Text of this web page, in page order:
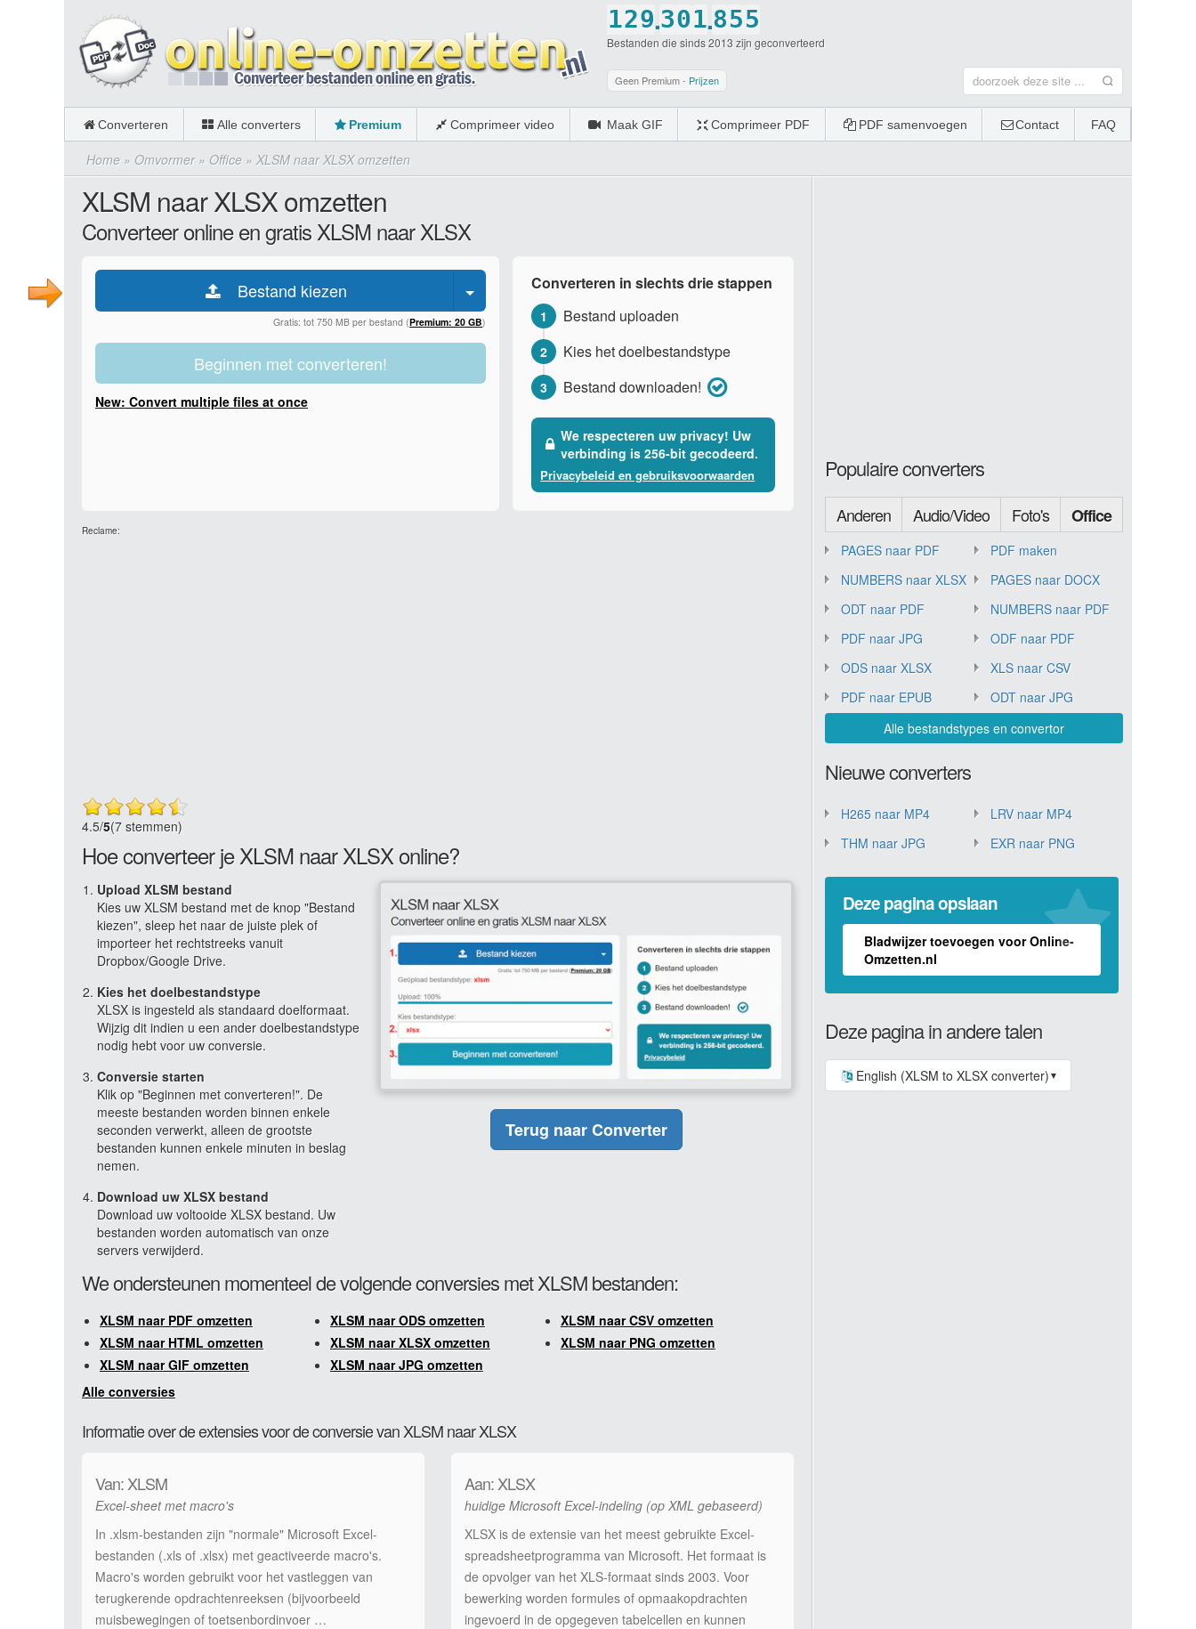
1
2
3
4
5
6
0
2
3
4
5
6
7
9
0
.3
4
5
6
7
8
0
1
2
3
4
5
9
0
1
2
3
4
5
6
0
.8
9
0
5
6
8
9
0
5
6
8
9
0
Bestanden die sinds 2013 zijn geconverteerd
Geen Premium - Prijzen
Converteren Alle converters Premium Comprimeer video Maak GIF Comprimeer PDF PDF samenvoegen Contact FAQ
Home » Omvormer» Office » XLSM naar XLSX omzetten
XLSM naar XLSX omzetten
Converteer online en gratis XLSM naar XLSX
Bestand kiezen
Gratis: tot 750 MB per bestand (Premium: 20 GB)
Beginnen met converteren!
New: Convert multiple files at once
Converteren in slechts drie stappen
1 Bestand uploaden
2 Kies het doelbestandstype
3 Bestand downloaden!
We respecteren uw privacy! Uw
verbinding is 256-bit gecodeerd.
Privacybeleid en gebruiksvoorwaarden
Reclame:
4.5/5(7 stemmen)
Hoe converteer je XLSM naar XLSX online?
Upload XLSM bestand
Kies uw XLSM bestand met de knop "Bestand
kiezen", sleep het naar de juiste plek of
importeer het rechtstreeks vanuit
Dropbox/Google Drive.
Kies het doelbestandstype
XLSX is ingesteld als standaard doelformaat.
Wijzig dit indien u een ander doelbestandstype
nodig hebt voor uw conversie.
Conversie starten
Klik op "Beginnen met converteren!". De
meeste bestanden worden binnen enkele
seconden verwerkt, alleen de grootste
bestanden kunnen enkele minuten in beslag
nemen.
Download uw XLSX bestand
Download uw voltooide XLSX bestand. Uw
bestanden worden automatisch van onze
servers verwijderd.
Terug naar Converter
We ondersteunen momenteel de volgende conversies met XLSM bestanden:
XLSM naar PDF omzetten XLSM naar ODS omzetten
XLSM naar CSV omzetten
XLSM naar HTML omzetten
XLSM naar XLSX omzetten
XLSM naar PNG omzetten
XLSM naar GIF omzetten
XLSM naar JPG omzetten
Alle conversies
Informatie over de extensies voor de conversie van XLSM naar XLSX
Van: XLSM
Excel-sheet met macro's
In .xlsm-bestanden zijn "normale" Microsoft Excel-
bestanden (.xls of .xlsx) met geactiveerde macro's.
Macro's worden gebruikt voor het vastleggen van
terugkerende opdrachtenreeksen (bijvoorbeeld
muisbewegingen of toetsenbordinvoer …
Aan: XLSX
huidige Microsoft Excel-indeling (op XML gebaseerd)
XLSX is de extensie van het meest gebruikte Excel-
spreadsheetprogramma van Microsoft. Het formaat is
de opvolger van het XLS-formaat sinds 2003. Voor
bewerking worden formules of opmaakopdrachten
ingevoerd in de opgegeven tabelcellen en kunnen
Populaire converters
Anderen Audio/Video Foto's Office
PAGES naar PDF
PDF maken
NUMBERS naar XLSX
PAGES naar DOCX
ODT naar PDF
NUMBERS naar PDF
PDF naar JPG
ODF naar PDF
ODS naar XLSX
XLS naar CSV
PDF naar EPUB
ODT naar JPG
Alle bestandstypes en convertor
Nieuwe converters
H265 naar MP4
LRV naar MP4
THM naar JPG
EXR naar PNG
Deze pagina opslaan
Bladwijzer toevoegen voor Online-
Omzetten.nl
Deze pagina in andere talen
English (XLSM to XLSX converter) ▼